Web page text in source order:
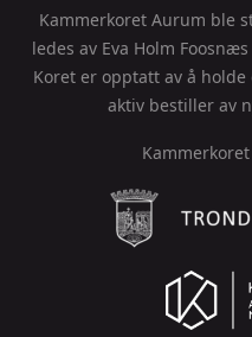
Kammerkoret Aurum ble
ledes av Eva Holm
Koret er opptatt av å
aktiv bestiller av